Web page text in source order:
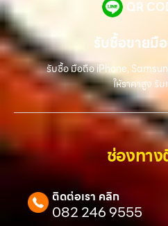
QR
รับซื้อขายมื
รับซื้อ มือถือ iPhone,
ให้ราคาสูง รั
ช่องทา
ติดต่อเรา คลิก
082 246 9555